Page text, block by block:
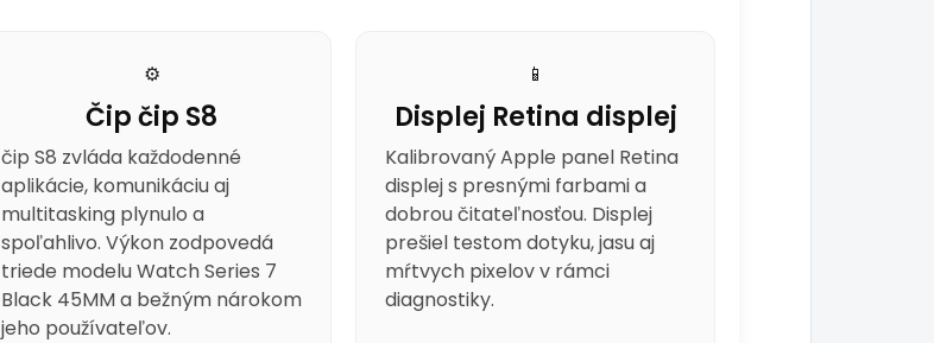
⚙️
Čip čip S8
čip S8 zvláda každodenné
aplikácie, komunikáciu aj
multitasking plynulo a
spoľahlivo. Výkon zodpovedá
triede modelu Watch Series 7
Black 45MM a bežným nárokom
jeho používateľov.
📱
Displej Retina displej
Kalibrovaný Apple panel Retina
displej s presnými farbami a
dobrou čitateľnosťou. Displej
prešiel testom dotyku, jasu aj
mŕtvych pixelov v rámci
diagnostiky.